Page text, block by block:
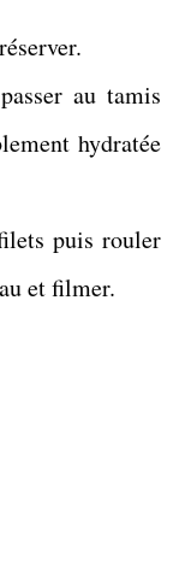
au tamis
hydratée
puis rouler
et filmer.